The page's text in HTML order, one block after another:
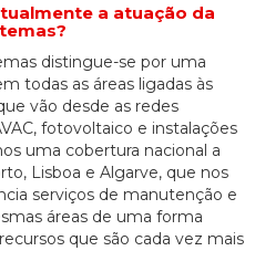
a atuação da
distingue-se por uma
todas as áreas ligadas às
vão desde as redes
fotovoltaico e instalações
uma cobertura nacional a
Lisboa e Algarve, que nos
serviços de manutenção e
áreas de uma forma
que são cada vez mais